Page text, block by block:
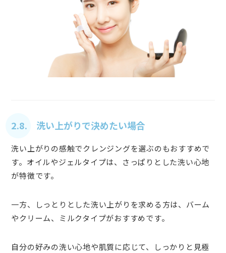
2.8. 洗い上がりで決めたい場合
洗い上がりの感触でクレンジングを選ぶのもおすすめで
す。オイルやジェルタイプは、さっぱりとした洗い心地
が特徴です。
一方、しっとりとした洗い上がりを求める方は、バーム
やクリーム、ミルクタイプがおすすめです。
自分の好みの洗い心地や肌質に応じて、しっかりと見極